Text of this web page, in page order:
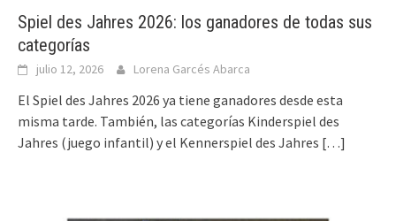
Spiel des Jahres 2026: los ganadores de todas sus
categorías
julio 12, 2026 Lorena Garcés Abarca
El Spiel des Jahres 2026 ya tiene ganadores desde esta
misma tarde. También, las categorías Kinderspiel des
Jahres (juego infantil) y el Kennerspiel des Jahres […]